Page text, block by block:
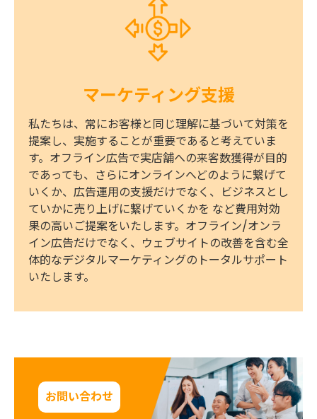
マーケティング支援
私たちは、常にお客様と同じ理解に基づいて対策を
提案し、実施することが重要であると考えていま
す。オフライン広告で実店舗への来客数獲得が目的
であっても、さらにオンラインへどのように繋げて
いくか、広告運用の支援だけでなく、ビジネスとし
ていかに売り上げに繋げていくかを など費用対効
果の高いご提案をいたします。オフライン/オンラ
イン広告だけでなく、ウェブサイトの改善を含む全
体的なデジタルマーケティングのトータルサポート
いたします。
お問い合わせ